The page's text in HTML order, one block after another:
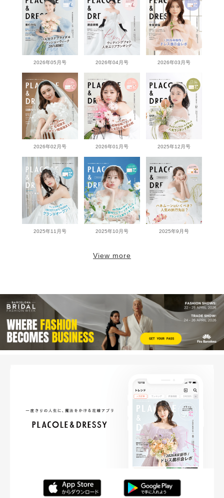
2026年05月号 2026年04月号 2026年03月号
2026年02月号 2026年01月号 2025年12月号
2025年11月号 2025年10月号 2025年9月号
View more